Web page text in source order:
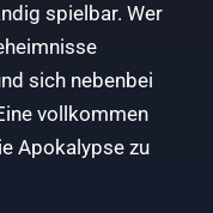
spielbar. Wer
sich nebenbei
vollkommen
Apokalypse zu